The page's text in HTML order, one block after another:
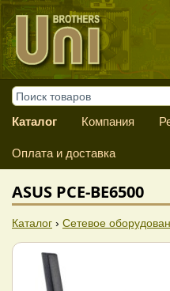
Каталог Компания
Оплата и доставка
ASUS PCE-BE6500
Каталог › Сетевое